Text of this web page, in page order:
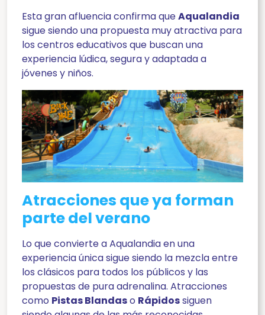
Esta gran afluencia confirma queAqualandia
sigue siendo una propuesta muy atractiva para
los centros educativos que buscan una
experiencia lúdica, segura y adaptada a
jóvenes y niños.
Atracciones que ya forman
parte del verano
Lo que convierte a Aqualandia en una
experiencia única sigue siendo la mezcla entre
los clásicos para todos los públicos y las
propuestas de pura adrenalina. Atracciones
como Pistas Blandaso Rápidossiguen